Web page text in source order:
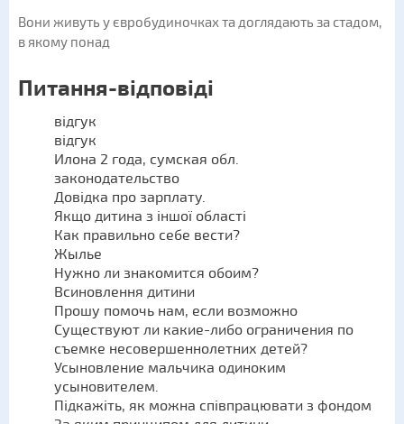
Вони живуть у євробудиночках та доглядають за стадом,
в якому понад
Питання-відповіді
відгук
відгук
Илона 2 года, сумская обл.
законодательство
Довідка про зарплату.
Якщо дитина з іншої області
Как правильно себе вести?
Жылье
Нужно ли знакомится обоим?
Всиновлення дитини
Прошу помочь нам, если возможно
Существуют ли какие-либо ограничения по
съемке несовершеннолетних детей?
Усыновление мальчика одиноким
усыновителем.
Підкажіть, як можна співпрацювати з фондом